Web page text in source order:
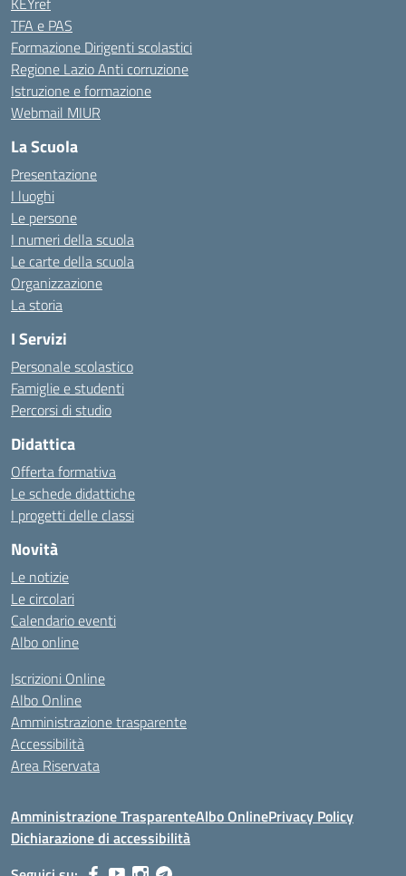
TFA e PAS
Formazione Dirigenti scolastici
Regione Lazio Anti corruzione
Istruzione e formazione
Webmail MIUR
La Scuola
Presentazione
I luoghi
Le persone
I numeri della scuola
Le carte della scuola
Organizzazione
La storia
I Servizi
Personale scolastico
Famiglie e studenti
Percorsi di studio
Didattica
Offerta formativa
Le schede didattiche
I progetti delle classi
Novità
Le notizie
Le circolari
Calendario eventi
Albo online
Iscrizioni Online
Albo Online
Amministrazione trasparente
Accessibilità
Area Riservata
Amministrazione TrasparenteAlbo OnlinePrivacy Policy
Dichiarazione di accessibilità